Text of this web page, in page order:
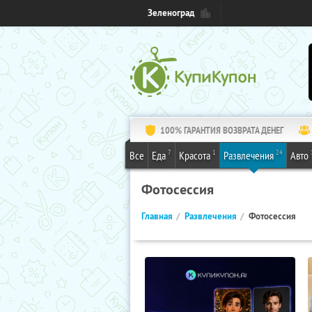
Зеленоград
100% ГАРАНТИЯ ВОЗВРАТА ДЕНЕГ
Все Еда 7 Красота 1 Развлечения 24 Авто
Фотосессия
Главная Развлечения Фотосессия